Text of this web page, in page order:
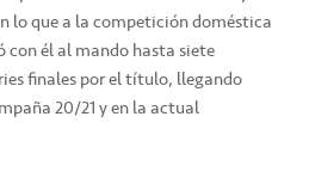
lo que a la competición doméstica
con él al mando hasta siete
finales por el título, llegando
20/21 y en la actual